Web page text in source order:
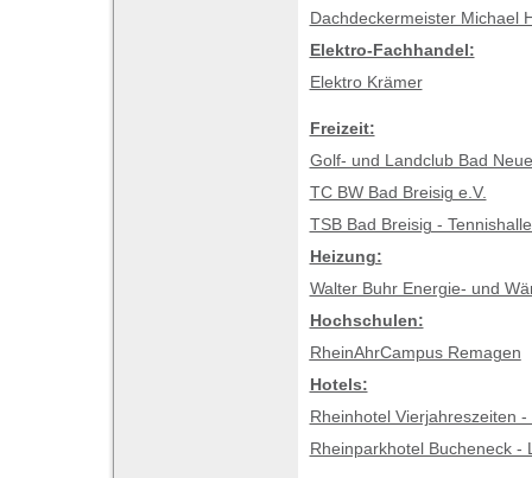
Dachdeckermeister Michael
Elektro-Fachhandel:
Elektro Krämer
Freizeit:
Golf- und Landclub Bad
TC BW Bad Breisig e.V.
TSB Bad Breisig -
Heizung:
Walter Buhr Energie- und
Hochschulen:
RheinAhrCampus Remagen
Hotels:
Rheinhotel Vierjahreszeiten -
Rheinparkhotel Bucheneck -